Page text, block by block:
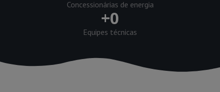
Concessionárias de energia
+0
Equipes técnicas